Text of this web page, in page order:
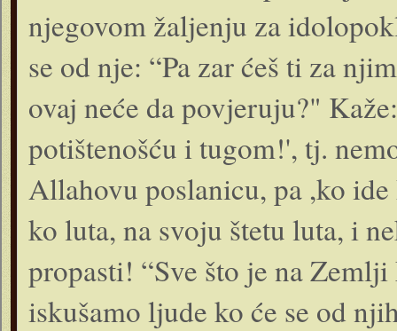
njegovom žaljenju za
se od nje: “Pa zar ćeš ti za
ovaj neće da povjeruju?"
potištenošću i tugom!', tj.
Allahovu poslanicu, pa ,ko
ko luta, na svoju štetu luta, i
propasti! “Sve što je na
iskušamo ljude ko će se od